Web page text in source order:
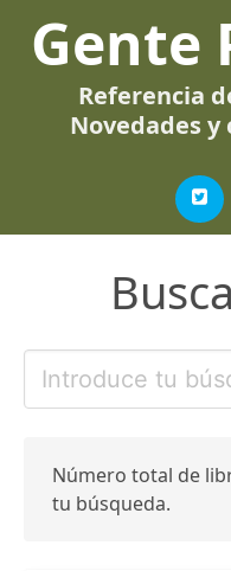
Gente
Referencia
Novedades y
Número total de
tu búsqueda.